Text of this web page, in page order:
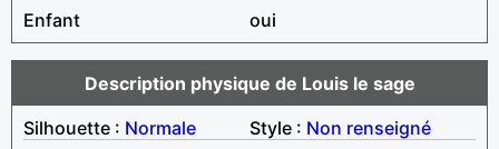
Enfant
oui
Description physique de Louis le sage
Silhouette : Normale Style : Non renseigné